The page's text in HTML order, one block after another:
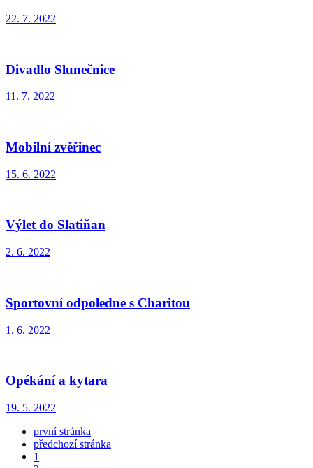
22. 7. 2022
Divadlo Slunečnice
11. 7. 2022
Mobilní zvěřinec
15. 6. 2022
Výlet do Slatiňan
2. 6. 2022
Sportovní odpoledne s Charitou
1. 6. 2022
Opékání a kytara
19. 5. 2022
první stránka
předchozí stránka
1